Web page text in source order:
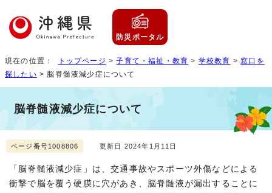
防災ポータル
現在の位置： トップページ >子育て・福祉・教育 > 学校教育 > 窓口を
探したい > 脳脊髄液減少症について
脳脊髄液減少症について
ページ番号1008806 更新日 2024年1月11日
「脳脊髄液減少症」は、交通事故やスポーツ外傷などによる
衝撃で脳を覆う硬膜に穴があき、脳脊髄液が漏出することに